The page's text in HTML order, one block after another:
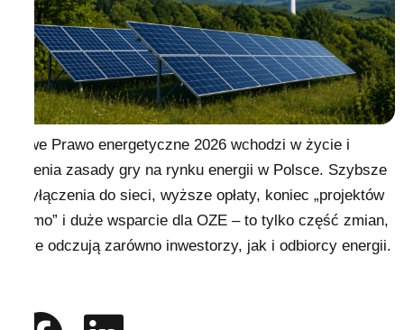
Nowe Prawo energetyczne 2026 wchodzi w życie i
zmienia zasady gry na rynku energii w Polsce. Szybsze
przyłączenia do sieci, wyższe opłaty, koniec „projektów
widmo” i duże wsparcie dla OZE – to tylko część zmian,
które odczują zarówno inwestorzy, jak i odbiorcy energii.